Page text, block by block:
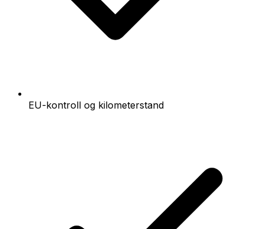
EU-kontroll og kilometerstand